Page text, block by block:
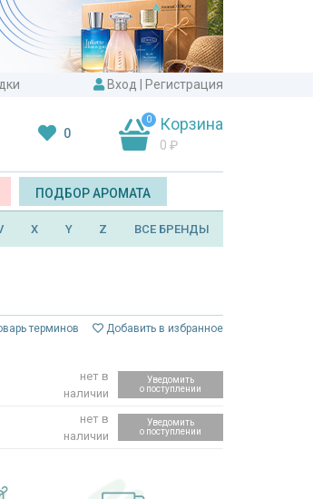
Вход Регистрация
0
0 Корзина
0 ₽
ПОДБОР АРОМАТА
X Y Z ВСЕ БРЕНДЫ
терминов Добавить в избранное
нет в
наличии
Уведомить
о поступлении
нет в
наличии
Уведомить
о поступлении